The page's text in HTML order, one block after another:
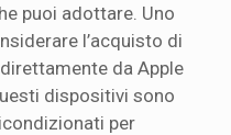
puoi adottare. Uno
l’acquisto di
direttamente da Apple
dispositivi sono
per